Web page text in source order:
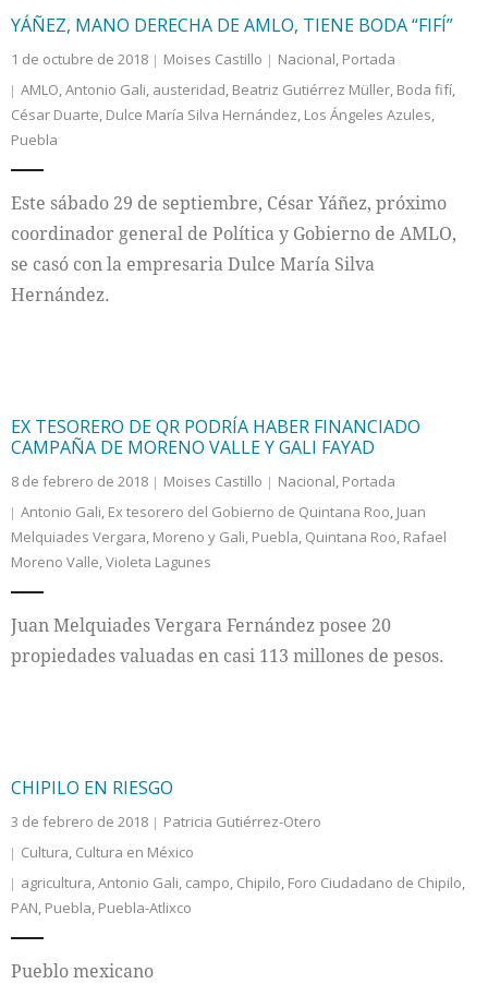
YÁÑEZ, MANO DERECHA DE AMLO, TIENE BODA “FIFÍ”
1 de octubre de 2018 Moises Castillo Nacional, Portada
AMLO,Antonio Gali, austeridad, Beatriz Gutiérrez Müller, Boda fifí,
César Duarte, Dulce María Silva Hernández, Los Ángeles Azules,
Puebla
Este sábado 29 de septiembre, César Yáñez, próximo
coordinador general de Política y Gobierno de AMLO,
se casó con la empresaria Dulce María Silva
Hernández.
EX TESORERO DE QR PODRÍA HABER FINANCIADO
CAMPAÑA DE MORENO VALLE Y GALI FAYAD
8 de febrero de 2018 Moises Castillo Nacional, Portada
Antonio Gali, Ex tesorero del Gobierno de Quintana Roo, Juan
Melquiades Vergara, Moreno y Gali, Puebla, Quintana Roo, Rafael
Moreno Valle,Violeta Lagunes
Juan Melquiades Vergara Fernández posee 20
propiedades valuadas en casi 113 millones de pesos.
CHIPILO EN RIESGO
3 de febrero de 2018
Patricia Gutiérrez-Otero
Cultura, Cultura en México
agricultura,Antonio Gali, campo, Chipilo, Foro Ciudadano de Chipilo,
PAN, Puebla, Puebla-Atlixco
Pueblo mexicano